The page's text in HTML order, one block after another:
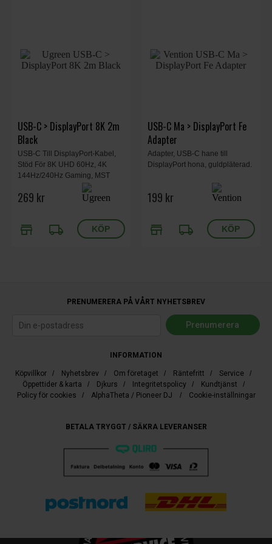
USB-C > DisplayPort 8K 2m
Black
USB-C Till DisplayPort-Kabel,
Stöd För 8K UHD 60Hz, 4K
144Hz/240Hz Gaming, MST
Aluminiumhölje, Flätad Kabel,
269 kr
store local_shipping
USB-C Ma > DisplayPort Fe
Adapter
Adapter, USB-C hane till
DisplayPort hona, guldpläterad.
199 kr
store local_shipping
PRENUMERERA PÅ VÅRT NYHETSBREV
INFORMATION
Köpvillkor / Nyhetsbrev / Om företaget / Räntefritt / Service /
Öppettider & karta / Djkurs / Integritetspolicy / Kundtjänst /
Policy för cookies / AlphaTheta / Pioneer DJ / Cookie-inställningar
BETALA TRYGGT / SÄKRA LEVERANSER